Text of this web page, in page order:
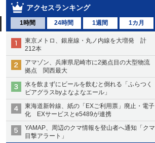
アクセスランキング
1時間 24時間 1週間 1カ月
東京メトロ、銀座線・丸ノ内線を大増発 計
212本
アマゾン、兵庫県尼崎市に2拠点目の大型物流
拠点 関西最大
水を飲まずにビールを飲むと倒れる「ふらつく
ビアグラスbyよなよなエール」
東海道新幹線、紙の「EXご利用票」廃止・電子
化 EXサービスとe5489が連携
YAMAP、周辺のクマ情報を登山者へ通知「クマ
目撃アラート」